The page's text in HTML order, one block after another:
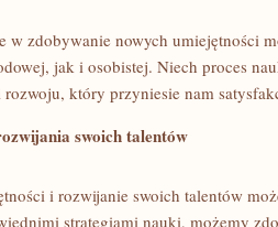
w zdobywanie nowych umiejętności
jak‌ i ‌osobistej. Niech proces
rozwoju,​ który‍ przyniesie nam
swoich talentów
i rozwijanie swoich talentów​
strategiami nauki, możemy